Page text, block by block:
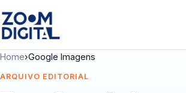
Home›Google Imagens
ARQUIVO EDITORIAL